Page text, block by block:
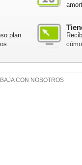
plan
CON NOSOTROS